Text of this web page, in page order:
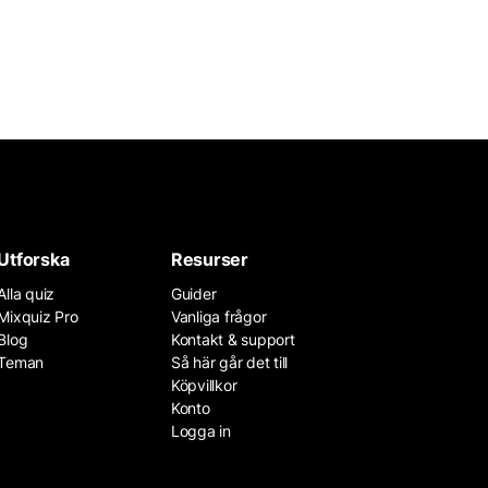
quiz
Pro
Resurser
Guider
Vanliga frågor
Kontakt & support
Så här går det till
Köpvillkor
Konto
Logga in